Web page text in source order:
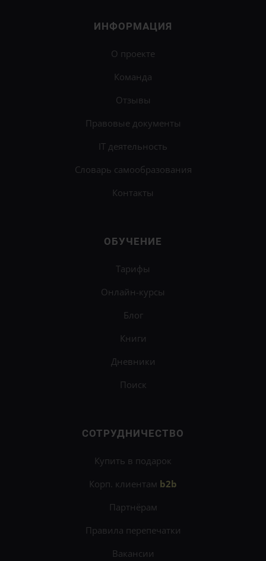
ИНФОРМАЦИЯ
О проекте
Команда
Отзывы
Правовые документы
IT деятельность
Словарь самообразования
Контакты
ОБУЧЕНИЕ
Тарифы
Онлайн-курсы
Блог
Книги
Дневники
Поиск
СОТРУДНИЧЕСТВО
Купить в подарок
Корп. клиентам b2b
Партнёрам
Правила перепечатки
Вакансии